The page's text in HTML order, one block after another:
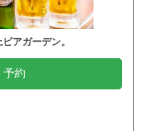
アガーデン。
予約